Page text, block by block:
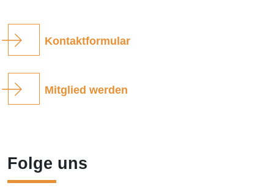
Kontaktformular
Mitglied werden
Folge uns